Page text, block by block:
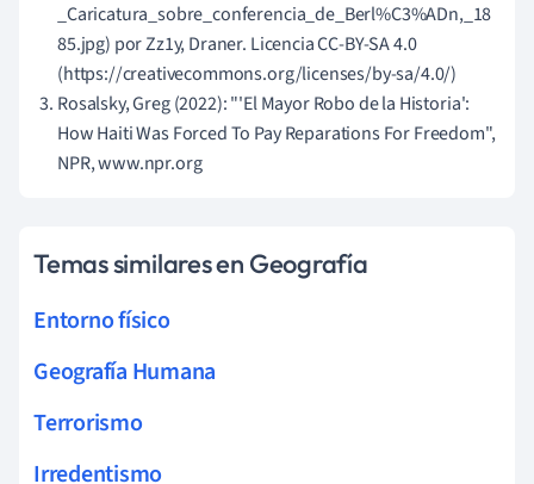
_Caricatura_sobre_conferencia_de_Berl%C3%ADn,_18
85.jpg) por Zz1y, Draner. Licencia CC-BY-SA 4.0
(https://creativecommons.org/licenses/by-sa/4.0/)
Rosalsky, Greg (2022): "'El Mayor Robo de la Historia':
How Haiti Was Forced To Pay Reparations For Freedom",
NPR, www.npr.org
Temas similares en Geografía
Entorno físico
Geografía Humana
Terrorismo
Irredentismo